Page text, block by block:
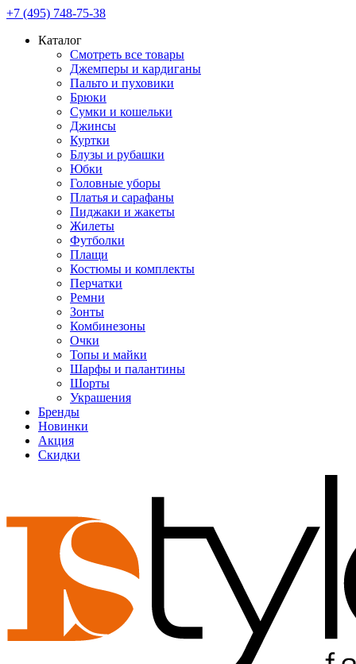
+7 (495) 748-75-38
Каталог
Смотреть все товары
Джемперы и кардиганы
Пальто и пуховики
Брюки
Сумки и кошельки
Джинсы
Куртки
Блузы и рубашки
Юбки
Головные уборы
Платья и сарафаны
Пиджаки и жакеты
Жилеты
Футболки
Плащи
Костюмы и комплекты
Перчатки
Ремни
Зонты
Комбинезоны
Очки
Топы и майки
Шарфы и палантины
Шорты
Украшения
Бренды
Новинки
Акция
Скидки